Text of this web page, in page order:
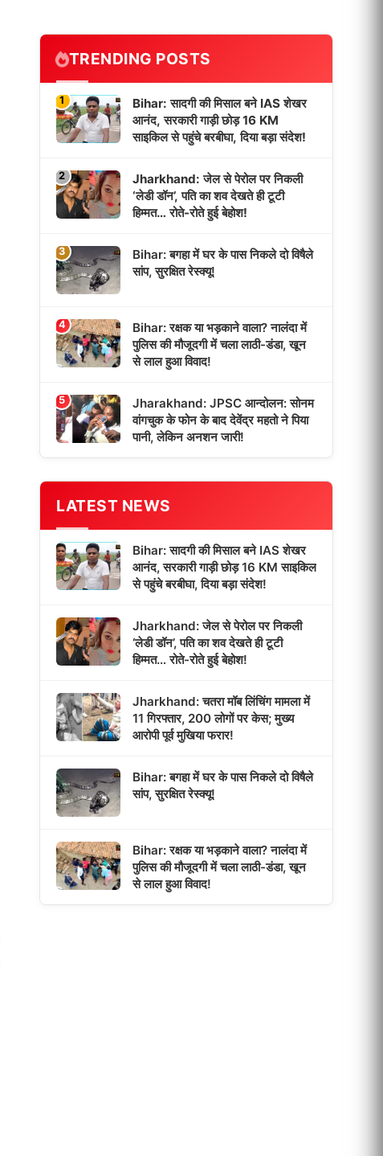
TRENDING POSTS
1
Bihar: सादगी की मिसाल बने IAS शेखर
आनंद, सरकारी गाड़ी छोड़ 16 KM
साइकिल से पहुंचे बरबीघा, दिया बड़ा संदेश!
2
Jharkhand: जेल से पेरोल पर निकली
‘लेडी डॉन’, पति का शव देखते ही टूटी
हिम्मत… रोते-रोते हुई बेहोश!
3
Bihar: बगहा में घर के पास निकले दो विषैले
सांप, सुरक्षित रेस्क्यू!
4
Bihar: रक्षक या भड़काने वाला? नालंदा में
पुलिस की मौजूदगी में चला लाठी-डंडा, खून
से लाल हुआ विवाद!
5
Jharakhand: JPSC आन्दोलन: सोनम
वांगचुक के फोन के बाद देवेंद्र महतो ने पिया
पानी, लेकिन अनशन जारी!
LATEST NEWS
Bihar: सादगी की मिसाल बने IAS शेखर
आनंद, सरकारी गाड़ी छोड़ 16 KM साइकिल
से पहुंचे बरबीघा, दिया बड़ा संदेश!
Jharkhand: जेल से पेरोल पर निकली
‘लेडी डॉन’, पति का शव देखते ही टूटी
हिम्मत… रोते-रोते हुई बेहोश!
Jharkhand: चतरा मॉब लिंचिंग मामला में
11 गिरफ्तार, 200 लोगों पर केस; मुख्य
आरोपी पूर्व मुखिया फरार!
Bihar: बगहा में घर के पास निकले दो विषैले
सांप, सुरक्षित रेस्क्यू!
Bihar: रक्षक या भड़काने वाला? नालंदा में
पुलिस की मौजूदगी में चला लाठी-डंडा, खून
से लाल हुआ विवाद!